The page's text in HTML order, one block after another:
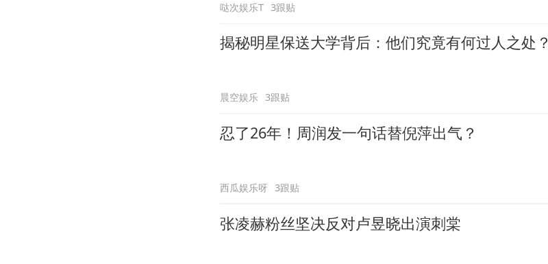
哒次娱乐T 3跟贴
揭秘明星保送大学背后：他们究竟有何过人之处？
晨空娱乐 3跟贴
忍了26年！周润发一句话替倪萍出气？
西瓜娱乐呀 3跟贴
张凌赫粉丝坚决反对卢昱晓出演刺棠